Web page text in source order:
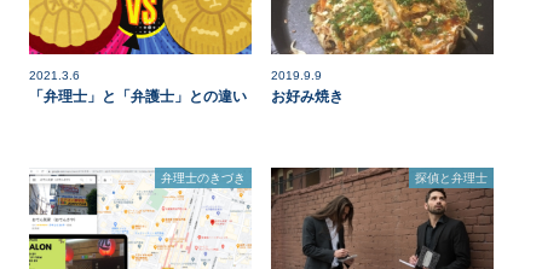
2021.3.6
「弁理士」と「弁護士」との違い
2019.9.9
お好み焼き
弁理士のきづき 探偵と弁理士